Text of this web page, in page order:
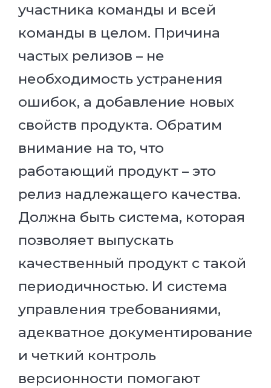
участника команды и всей
команды в целом. Причина
частых релизов – не
необходимость устранения
ошибок, а добавление новых
свойств продукта. Обратим
внимание на то, что
работающий продукт – это
релиз надлежащего качества.
Должна быть система, которая
позволяет выпускать
качественный продукт с такой
периодичностью. И система
управления требованиями,
адекватное документирование
и четкий контроль
версионности помогают